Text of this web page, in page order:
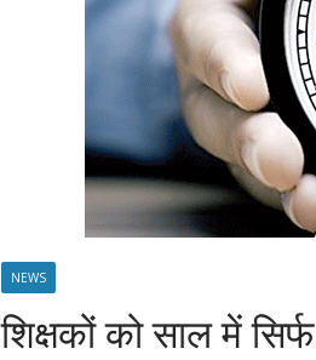
NEWS
शिक्षकों को साल में